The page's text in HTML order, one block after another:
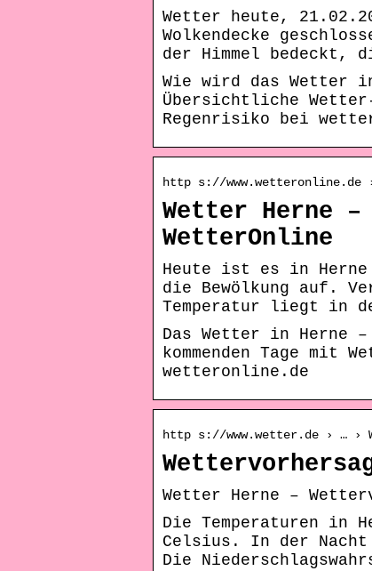
Wetter heute,
Wolkendecke
der Himmel bedeckt,
Wie wird das Wetter
Übersichtliche
Regenrisiko bei
http s://www.wetteronline.de
Wetter Herne
WetterOnline
Heute ist es in
die Bewölkung auf.
Temperatur liegt in
Das Wetter in Herne
kommenden Tage mit
wetteronline.de
http s://www.wetter.de › … ›
Wetter Herne –
Die Temperaturen in
Celsius. In der
Die